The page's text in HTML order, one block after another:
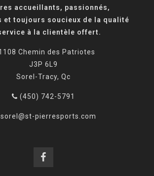
accueillants, passionnés,
et toujours soucieux de la qualité
à la clientèle offert.
Chemin des Patriotes
J3P 6L9
Sorel-Tracy, Qc
(450) 742-5791
sorel@st-pierresports.com